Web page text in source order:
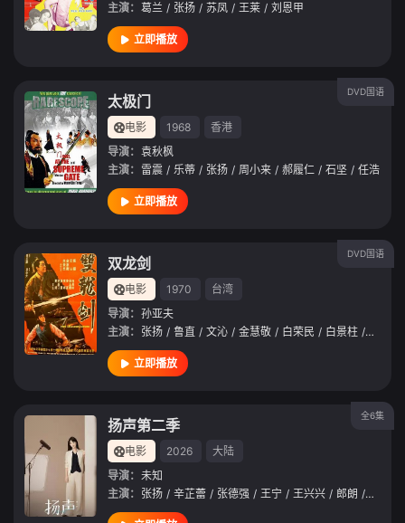
主演： 葛兰 / 张扬 / 苏凤 / 王莱 / 刘恩甲
立即播放
DVD国语
太极门
电影 1968
香港
导演： 袁秋枫
主演： 雷震 / 乐蒂 / 张扬 / 周小来 / 郝履仁 / 石坚 / 任浩
立即播放
DVD国语
双龙剑
电影 1970
台湾
导演： 孙亚夫
主演： 张扬 / 鲁直 / 文沁 / 金慧敬 / 白荣民 / 白景柱 / 梁玉霞
立即播放
全6集
扬声第二季
电影 2026
大陆
导演： 未知
主演： 张扬 / 辛芷蕾 / 张德强 / 王宁 / 王兴兴 / 郎朗 / 石铭